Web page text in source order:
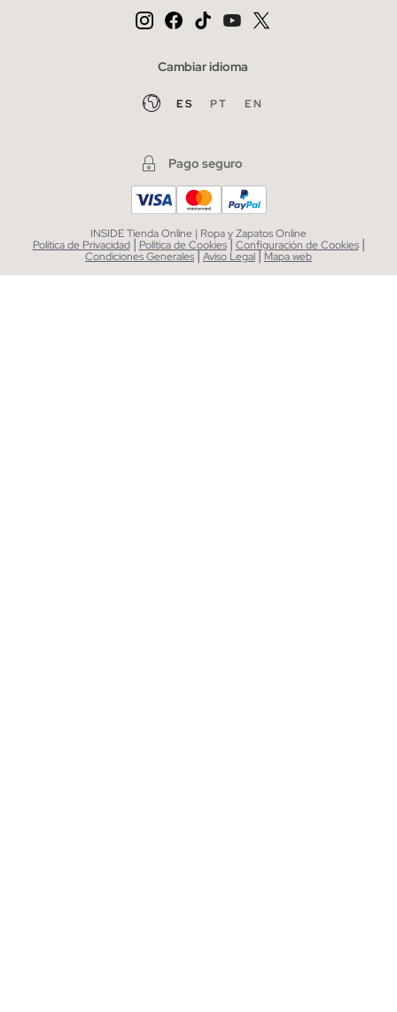
Cambiar idioma
ES PT EN
Pago seguro
INSIDE Tienda Online | Ropa y Zapatos Online
Política de Privacidad | Política de Cookies| Configuración de Cookies |
Condiciones Generales|Aviso Legal| Mapa web